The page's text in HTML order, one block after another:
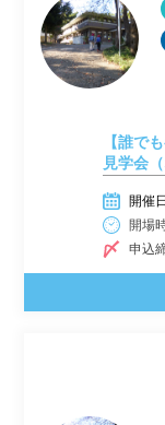
【誰で
見学会
開催
開場
申込